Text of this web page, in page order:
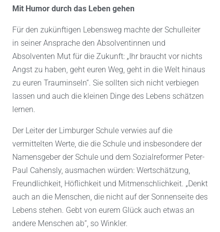
Mit Humor durch das Leben gehen
Für den zukünftigen Lebensweg machte der Schulleiter
in seiner Ansprache den Absolventinnen und
Absolventen Mut für die Zukunft: „Ihr braucht vor nichts
Angst zu haben, geht euren Weg, geht in die Welt hinaus
zu euren Trauminseln“. Sie sollten sich nicht verbiegen
lassen und auch die kleinen Dinge des Lebens schätzen
lernen.
Der Leiter der Limburger Schule verwies auf die
vermittelten Werte, die die Schule und insbesondere der
Namensgeber der Schule und dem Sozialreformer Peter-
Paul Cahensly, ausmachen würden: Wertschätzung,
Freundlichkeit, Höflichkeit und Mitmenschlichkeit. „Denkt
auch an die Menschen, die nicht auf der Sonnenseite des
Lebens stehen. Gebt von eurem Glück auch etwas an
andere Menschen ab“, so Winkler.